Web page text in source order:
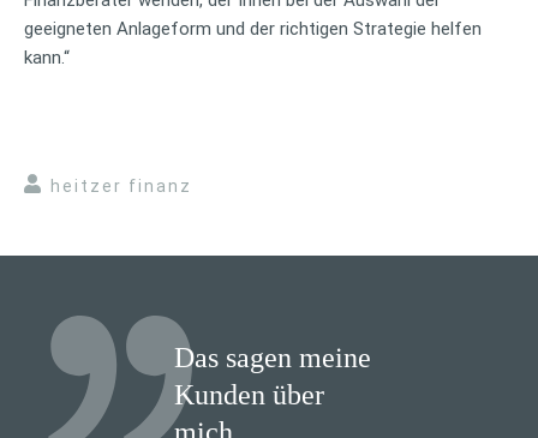
geeigneten Anlageform und der richtigen Strategie helfen
kann.“
heitzer finanz
Das sagen meine
Kunden über